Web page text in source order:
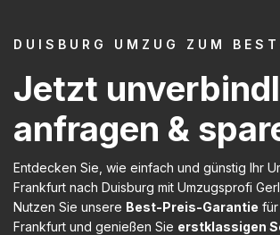
DUISBURG UMZUG ZUM
Jetzt
anfragen &
Entdecken Sie, wie einfach und günstig Ihr
Frankfurt nach Duisburg mit Umzugsprofi
Nutzen Sie unsere Best-Preis-Garantie für
Frankfurt und genießen Sie erstklassigen